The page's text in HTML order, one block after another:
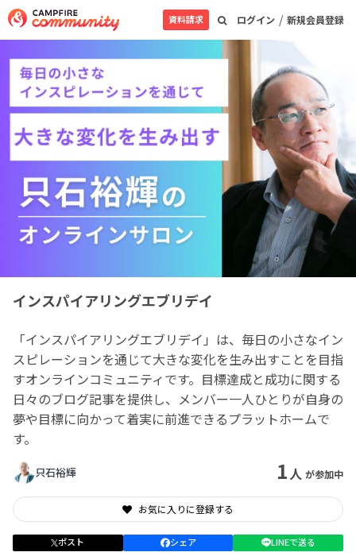
ログイン / 新規会員登録
資料請求
インスパイアリングエブリデイ
「インスパイアリングエブリデイ」は、毎日の小さなイン
スピレーションを通じて大きな変化を生み出すことを目指
すオンラインコミュニティです。目標達成と成功に関する
日々のブログ記事を提供し、メンバー一人ひとりが自身の
夢や目標に向かって着実に前進できるプラットホームで
す。
只石裕輝 1人 が参加中
お気に入りに登録する
ポスト シェア LINEで送る